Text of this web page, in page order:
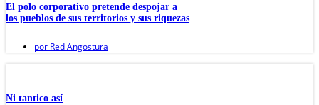
El polo corporativo pretende despojar a
los pueblos de sus territorios y sus riquezas
por Red Angostura
Ni tantico así